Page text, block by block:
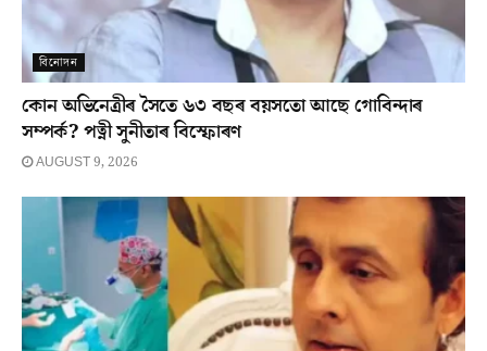
বিনোদন
কোন অভিনেত্ৰীৰ সৈতে ৬৩ বছৰ বয়সতো আছে গোবিন্দাৰ
সম্পৰ্ক? পত্নী সুনীতাৰ বিস্ফোৰণ
AUGUST 9, 2026